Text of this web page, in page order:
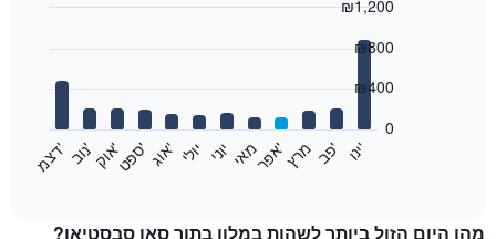
מחיר
י
נ
ו
' פ
ב​​​​​​​
' מרץא
פ
ר
' מאי יוני יולי א
ו
ג
' ס
פ
ט
' א
ו
ק
' נ
ו
ב
' ד
צ
מ
'
0
₪400
₪800
₪1,200
מהו היום הזול ביותר לשהות במלון בתוך סאו סבסטיאו?